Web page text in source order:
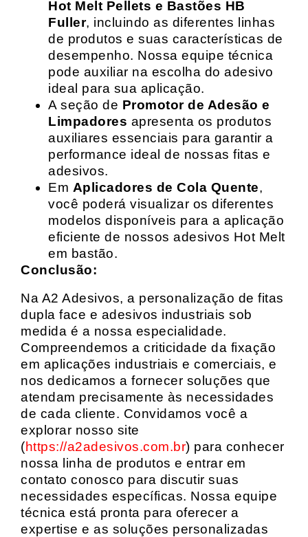
Hot Melt Pellets e Bastões HB
Fuller, incluindo as diferentes linhas
de produtos e suas características de
desempenho. Nossa equipe técnica
pode auxiliar na escolha do adesivo
ideal para sua aplicação.
A seção de Promotor de Adesão e
Limpadores apresenta os produtos
auxiliares essenciais para garantir a
performance ideal de nossas fitas e
adesivos.
Em Aplicadores de Cola Quente,
você poderá visualizar os diferentes
modelos disponíveis para a aplicação
eficiente de nossos adesivos Hot Melt
em bastão.
Conclusão:
Na A2 Adesivos, a personalização de fitas
dupla face e adesivos industriais sob
medida é a nossa especialidade.
Compreendemos a criticidade da fixação
em aplicações industriais e comerciais, e
nos dedicamos a fornecer soluções que
atendam precisamente às necessidades
de cada cliente. Convidamos você a
explorar nosso site
(https://a2adesivos.com.br) para conhecer
nossa linha de produtos e entrar em
contato conosco para discutir suas
necessidades específicas. Nossa equipe
técnica está pronta para oferecer a
expertise e as soluções personalizadas